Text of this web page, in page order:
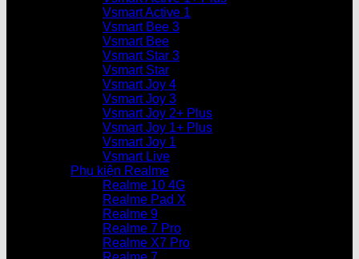
Vsmart Active 1
Vsmart Bee 3
Vsmart Bee
Vsmart Star 3
Vsmart Star
Vsmart Joy 4
Vsmart Joy 3
Vsmart Joy 2+ Plus
Vsmart Joy 1+ Plus
Vsmart Joy 1
Vsmart Live
Phụ kiện Realme
Realme 10 4G
Realme Pad X
Realme 9
Realme 7 Pro
Realme X7 Pro